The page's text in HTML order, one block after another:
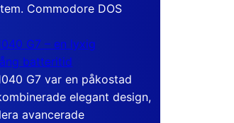
Commodore DOS
G7 – en lyxig
batteritid
G7 var en påkostad
elegant design,
avancerade